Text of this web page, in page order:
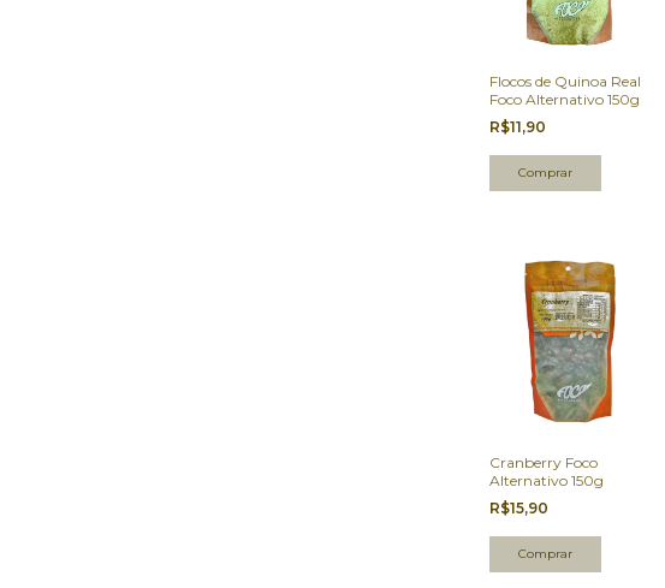
Flocos de Quinoa Real
Foco Alternativo 150g
R$11,90
Cranberry Foco
Alternativo 150g
R$15,90